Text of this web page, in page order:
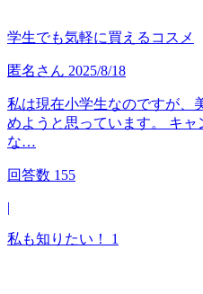
学生でも気軽に買えるコスメ
匿名 さん 2025/8/18
私は現在小学生なのですが、
めようと思っています。 キ
な…
回答数 155
|
私も知りたい！ 1